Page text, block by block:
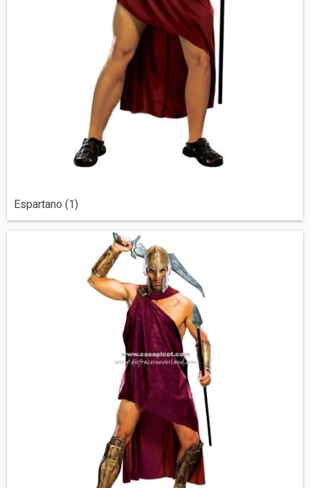
Espartano (1)